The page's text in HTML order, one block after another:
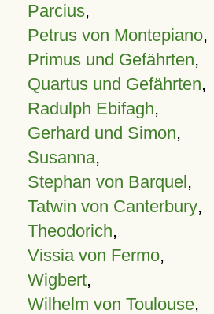
Parcius,
Petrus von Montepiano,
Primus und Gefährten,
Quartus und Gefährten,
Radulph Ebifagh,
Gerhard und Simon,
Susanna,
Stephan von Barquel,
Tatwin von Canterbury,
Theodorich,
Vissia von Fermo,
Wigbert,
Wilhelm von Toulouse,